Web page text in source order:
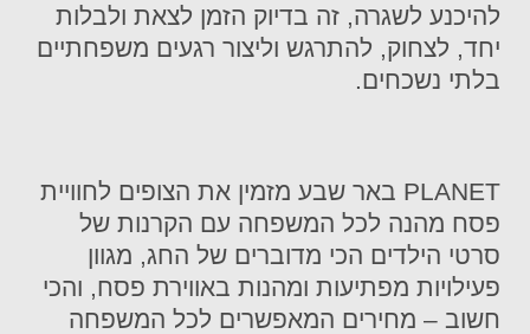
להיכנע לשגרה, זה בדיוק הזמן לצאת ולבלות
יחד, לצחוק, להתרגש וליצור רגעים משפחתיים
בלתי נשכחים.
PLANET באר שבע מזמין את הצופים לחוויית
פסח מהנה לכל המשפחה עם הקרנות של
סרטי הילדים הכי מדוברים של החג, מגוון
פעילויות מפתיעות ומהנות באווירת פסח, והכי
חשוב – מחירים המאפשרים לכל המשפחה